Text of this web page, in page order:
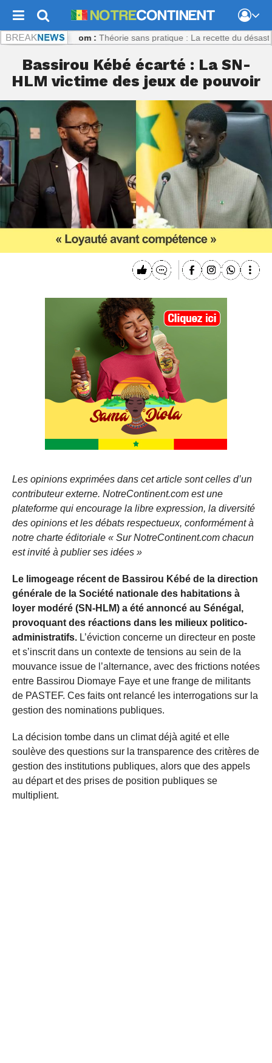
: Théorie sans pratique : La recette du désastre des
Bassirou Kébé écarté : La SN-
HLM victime des jeux de pouvoir
Les opinions exprimées dans cet article sont celles d’un
contributeur externe. NotreContinent.com est une
plateforme qui encourage la libre expression, la diversité
des opinions et les débats respectueux, conformément à
notre charte éditoriale « Sur NotreContinent.com chacun
est invité à publier ses idées »
Le limogeage récent de Bassirou Kébé de la direction
générale de la Société nationale des habitations à
loyer modéré (SN-HLM) a été annoncé au Sénégal,
provoquant des réactions dans les milieux politico-
administratifs. L’éviction concerne un directeur en poste
et s’inscrit dans un contexte de tensions au sein de la
mouvance issue de l’alternance, avec des frictions notées
entre Bassirou Diomaye Faye et une frange de militants
de PASTEF. Ces faits ont relancé les interrogations sur la
gestion des nominations publiques.
La décision tombe dans un climat déjà agité et elle
soulève des questions sur la transparence des critères de
gestion des institutions publiques, alors que des appels
au départ et des prises de position publiques se
multiplient.